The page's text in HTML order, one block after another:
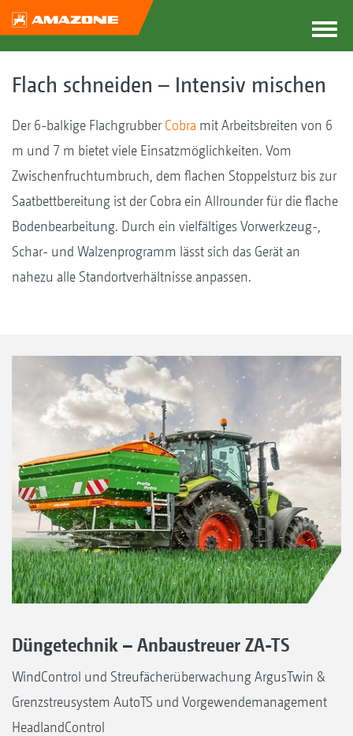
Flach schneiden – Intensiv mischen
Der 6-balkige FlachgrubberCobra mit Arbeitsbreiten von 6
m und 7 m bietet viele Einsatzmöglichkeiten. Vom
Zwischenfruchtumbruch, dem flachen Stoppelsturz bis zur
Saatbettbereitung ist der Cobra ein Allrounder für die flache
Bodenbearbeitung. Durch ein vielfältiges Vorwerkzeug-,
Schar- und Walzenprogramm lässt sich das Gerät an
nahezu alle Standortverhältnisse anpassen.
Düngetechnik – Anbaustreuer ZA-TS
WindControl und Streufächerüberwachung ArgusTwin &
Grenzstreusystem AutoTS und Vorgewendemanagement
HeadlandControl